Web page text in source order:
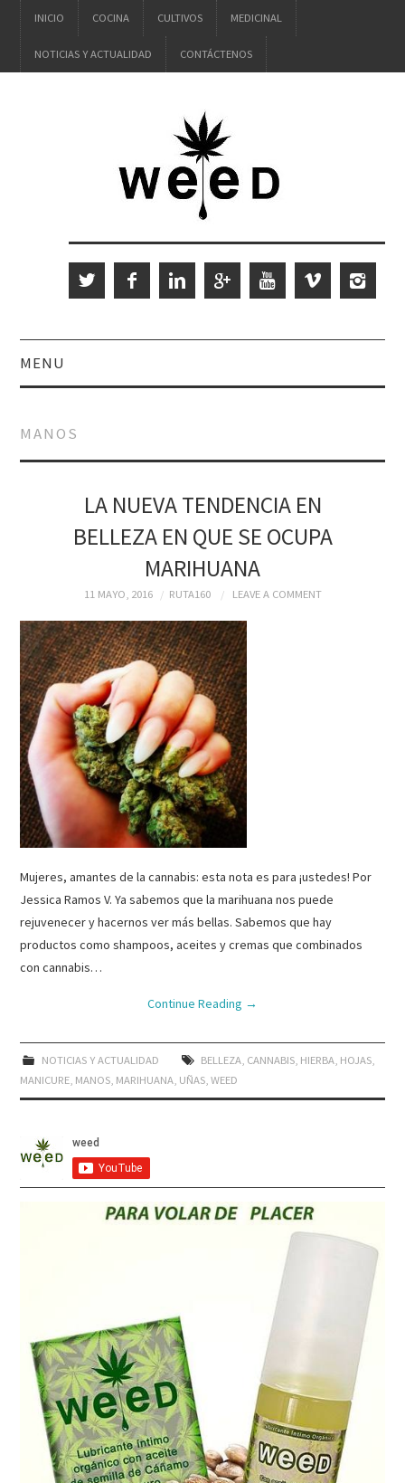
INICIO COCINA CULTIVOS MEDICINAL
NOTICIAS Y ACTUALIDAD CONTÁCTENOS
MENU
CULTIVOS
MEDICINAL
NOTICIAS Y
ACTUALIDAD
CONTÁCTENOS
MANOS
LA NUEVA TENDENCIA EN
BELLEZA EN QUE SE OCUPA
MARIHUANA
11 MAYO, 2016 RUTA160 LEAVE A COMMENT
Mujeres, amantes de la cannabis: esta nota es para ¡ustedes! Por
Jessica Ramos V. Ya sabemos que la marihuana nos puede
rejuvenecer y hacernos ver más bellas. Sabemos que hay
productos como shampoos, aceites y cremas que combinados
con cannabis…
Continue Reading →
NOTICIAS Y ACTUALIDAD BELLEZA, CANNABIS, HIERBA, HOJAS,
MANICURE MANOS MARIHUANA UÑAS ,WEED